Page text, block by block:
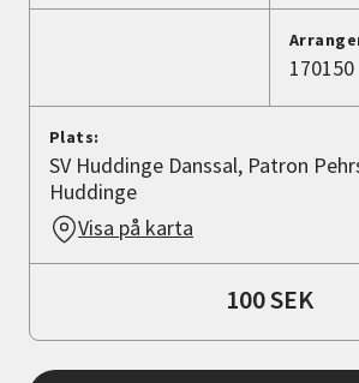
170150
Plats:
SV Huddinge Danssal, Patron
Huddinge
Visa på karta
100 SEK